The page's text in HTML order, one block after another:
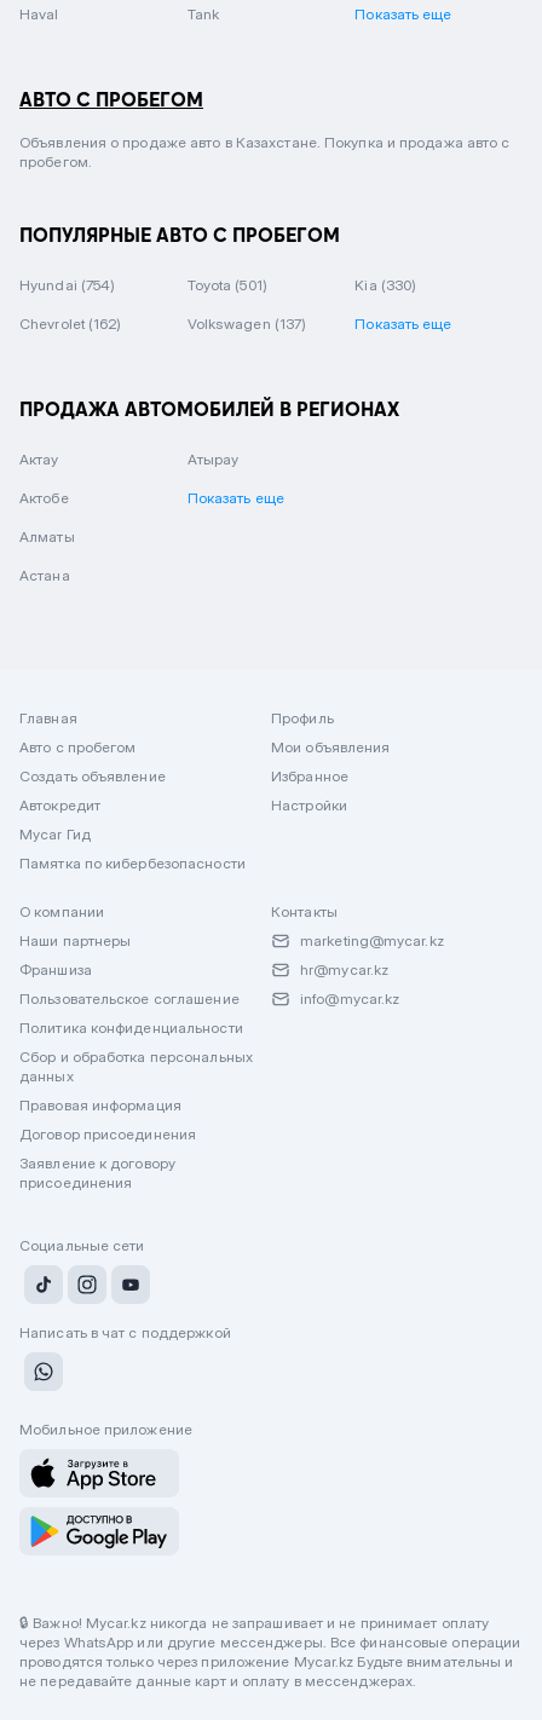
Haval Tank Показать еще
АВТО С ПРОБЕГОМ
Объявления о продаже авто в Казахстане. Покупка и продажа авто с
пробегом.
ПОПУЛЯРНЫЕ АВТО С ПРОБЕГОМ
Hyundai (754) Toyota (501) Kia (330)
Chevrolet (162) Volkswagen (137) Показать еще
ПРОДАЖА АВТОМОБИЛЕЙ В РЕГИОНАХ
Актау
Актобе
Алматы
Астана
Атырау
Показать еще
Главная
Авто с пробегом
Создать объявление
Автокредит
Mycar Гид
Памятка по кибербезопасности
Профиль
Мои объявления
Избранное
Настройки
О компании
Наши партнеры
Франшиза
Пользовательское соглашение
Политика конфиденциальности
Сбор и обработка персональных
данных
Правовая информация
Договор присоединения
Заявление к договору
присоединения
Контакты
marketing@mycar.kz
hr@mycar.kz
info@mycar.kz
Социальные сети
Написать в чат с поддержкой
Мобильное приложение
🔒 Важно! Mycar.kz никогда не запрашивает и не принимает оплату
через WhatsApp или другие мессенджеры. Все финансовые операции
проводятся только через приложение Mycar.kz Будьте внимательны и
не передавайте данные карт и оплату в мессенджерах.